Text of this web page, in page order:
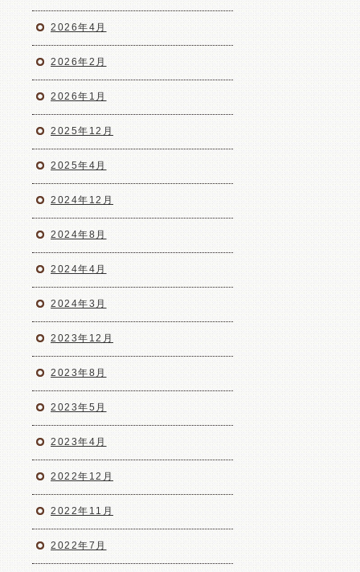
2026年4月
2026年2月
2026年1月
2025年12月
2025年4月
2024年12月
2024年8月
2024年4月
2024年3月
2023年12月
2023年8月
2023年5月
2023年4月
2022年12月
2022年11月
2022年7月